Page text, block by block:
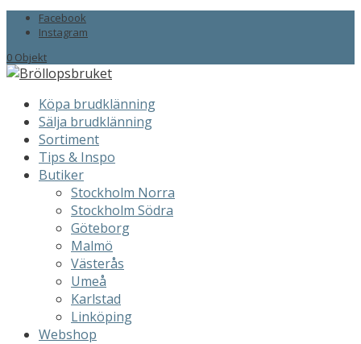
Facebook
Instagram
0 Objekt
Köpa brudklänning
Sälja brudklänning
Sortiment
Tips & Inspo
Butiker
Stockholm Norra
Stockholm Södra
Göteborg
Malmö
Västerås
Umeå
Karlstad
Linköping
Webshop